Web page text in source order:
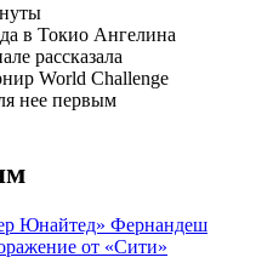
в Токио Ангелина
рассказала
World Challenge
нее первым
Юнайтед» Фернандеш
от «Сити»